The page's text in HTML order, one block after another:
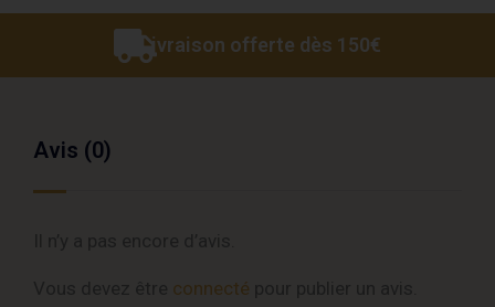
Livraison offerte dès 150€
Avis (0)
connecté